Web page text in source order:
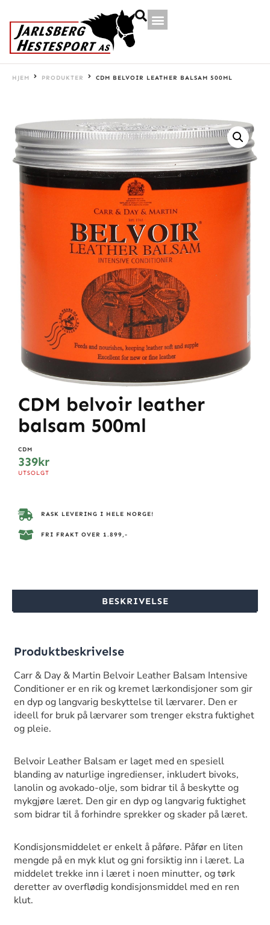
HJEM PRODUKTER CDM BELVOIR LEATHER BALSAM 500ML
CDM belvoir leather
balsam 500ml
CDM
339kr
UTSOLGT
RASK LEVERING I HELE NORGE!
FRI FRAKT OVER 1.899,-
BESKRIVELSE
Produktbeskrivelse
Carr & Day & Martin Belvoir Leather Balsam Intensive
Conditioner er en rik og kremet lærkondisjoner som gir
en dyp og langvarig beskyttelse til lærvarer. Den er
ideell for bruk på lærvarer som trenger ekstra fuktighet
og pleie.
Belvoir Leather Balsam er laget med en spesiell
blanding av naturlige ingredienser, inkludert bivoks,
lanolin og avokado-olje, som bidrar til å beskytte og
mykgjøre læret. Den gir en dyp og langvarig fuktighet
som bidrar til å forhindre sprekker og skader på læret.
Kondisjonsmiddelet er enkelt å påføre. Påfør en liten
mengde på en myk klut og gni forsiktig inn i læret. La
middelet trekke inn i læret i noen minutter, og tørk
deretter av overflødig kondisjonsmiddel med en ren
klut.